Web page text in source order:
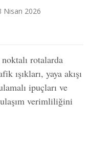
Nisan 2026
rotalarda
ışıkları, yaya akışı
ipuçları ve
verimliliğini